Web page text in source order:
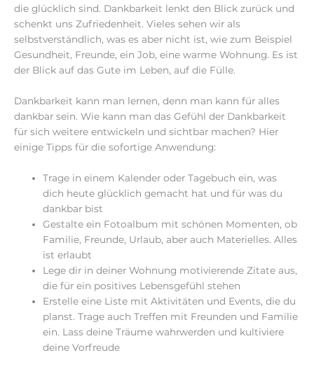
die glücklich sind. Dankbarkeit lenkt den Blick zurück und
schenkt uns Zufriedenheit. Vieles sehen wir als
selbstverständlich, was es aber nicht ist, wie zum Beispiel
Gesundheit, Freunde, ein Job, eine warme Wohnung. Es ist
der Blick auf das Gute im Leben, auf die Fülle.
Dankbarkeit kann man lernen, denn man kann für alles
dankbar sein. Wie kann man das Gefühl der Dankbarkeit
für sich weitere entwickeln und sichtbar machen? Hier
einige Tipps für die sofortige Anwendung:
Trage in einem Kalender oder Tagebuch ein, was
dich heute glücklich gemacht hat und für was du
dankbar bist
Gestalte ein Fotoalbum mit schönen Momenten, ob
Familie, Freunde, Urlaub, aber auch Materielles. Alles
ist erlaubt
Lege dir in deiner Wohnung motivierende Zitate aus,
die für ein positives Lebensgefühl stehen
Erstelle eine Liste mit Aktivitäten und Events, die du
planst. Trage auch Treffen mit Freunden und Familie
ein. Lass deine Träume wahrwerden und kultiviere
deine Vorfreude